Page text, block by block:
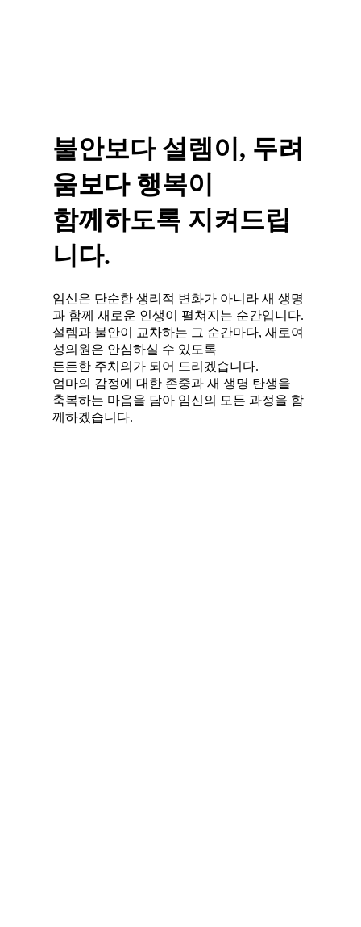
불안보다 설렘이, 두려
움보다 행복이
함께하도록 지켜드립
니다.
임신은 단순한 생리적 변화가 아니라 새 생명
과 함께 새로운 인생이 펼쳐지는 순간입니다.
설렘과 불안이 교차하는 그 순간마다, 새로여
성의원은 안심하실 수 있도록
든든한 주치의가 되어 드리겠습니다.
엄마의 감정에 대한 존중과 새 생명 탄생을
축복하는 마음을 담아 임신의 모든 과정을 함
께하겠습니다.